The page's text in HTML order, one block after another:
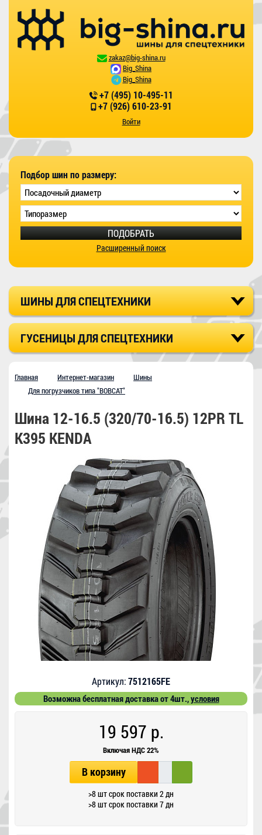
zakaz@big-shina.ru
Big_Shina
Big_Shina
+7 (495) 10-495-11
+7 (926) 610-23-91
Войти
ШИНЫ ДЛЯ СПЕЦТЕХНИКИ
ГУСЕНИЦЫ ДЛЯ СПЕЦТЕХНИКИ
Подбор шин по размеру:
ПОДОБРАТЬ
Расширенный поиск
Главная Интернет-магазин
Шины
Для погрузчиков типа "BOBCAT"
Шина 12-16.5 (320/70-16.5) 12PR TL
K395 KENDA
Артикул:7512165FE
Возможна бесплатная доставка от 4шт.,условия
19 597 р.
Включая НДС 22%
В корзину
>8 шт срок поставки 2 дн
>8 шт срок поставки 7 дн